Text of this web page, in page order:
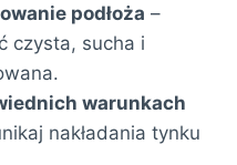
podłoża –
czysta, sucha i
warunkach
nakładania tynku